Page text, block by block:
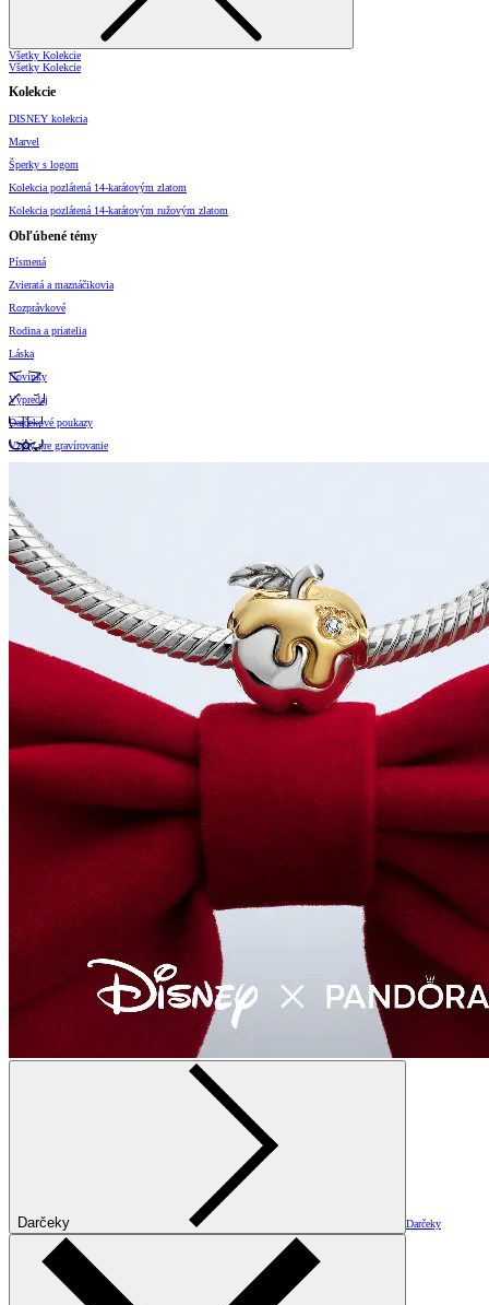
Všetky Kolekcie
Všetky Kolekcie
Kolekcie
DISNEY kolekcia
Marvel
Šperky s logom
Kolekcia pozlátená 14-karátovým zlatom
Kolekcia pozlátená 14-karátovým ružovým zlatom
Obľúbené témy
Písmená
Zvieratá a maznáčikovia
Rozprávkové
Rodina a priatelia
Láska
Novinky
Výpredaj
Darčekové poukazy
Vzory pre gravírovanie
Darčeky Darčeky